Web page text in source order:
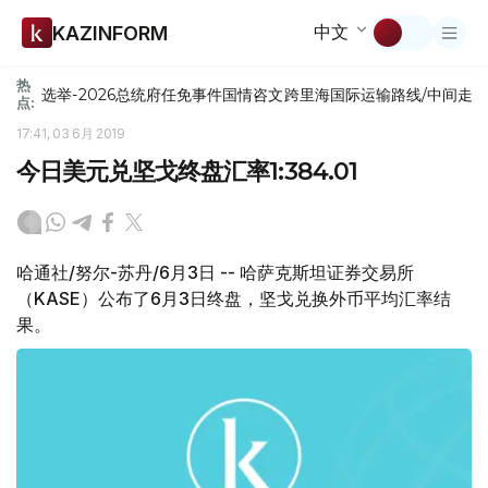
KAZINFORM 中文
热
点: 选举-2026总统府任免事件国情咨文跨里海国际运输路线/中间走廊
17:41, 03 6月 2019
今日美元兑坚戈终盘汇率1:384.01
哈通社/努尔-苏丹/6月3日 -- 哈萨克斯坦证券交易所
（KASE）公布了6月3日终盘，坚戈兑换外币平均汇率结
果。